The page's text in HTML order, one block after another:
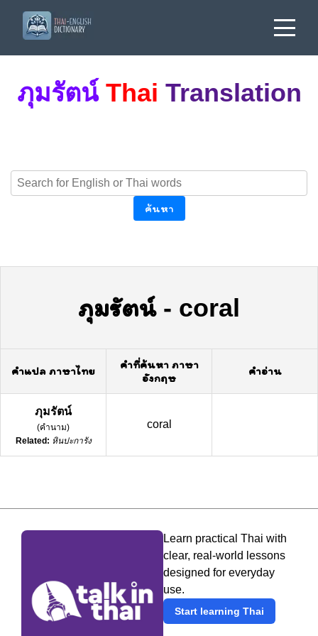
ภุมรัตน์ Thai Translation
ค้นหา
ภุมรัตน์- coral
คำแปล ภาษาไทย
คำที่ค้นหา ภาษา
อังกฤษ
คำอ่าน
ภุมรัตน์
(คำนาม)
Related: หินปะการัง
coral
Learn practical Thai with
clear, real-world lessons
designed for everyday
use.
Start learning Thai